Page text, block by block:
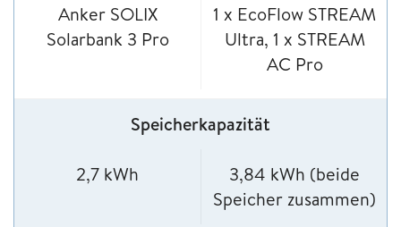
Anker SOLIX
Solarbank 3 Pro
1 x EcoFlow STREAM
Ultra, 1 x STREAM
AC Pro
Speicherkapazität
2,7 kWh
3,84 kWh (beide
Speicher zusammen)